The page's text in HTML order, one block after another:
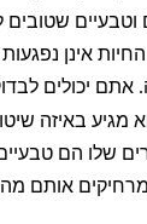
וטבעיים
אינן
. אתם יכולים
מגיע באיזה
שלו הם
אותם